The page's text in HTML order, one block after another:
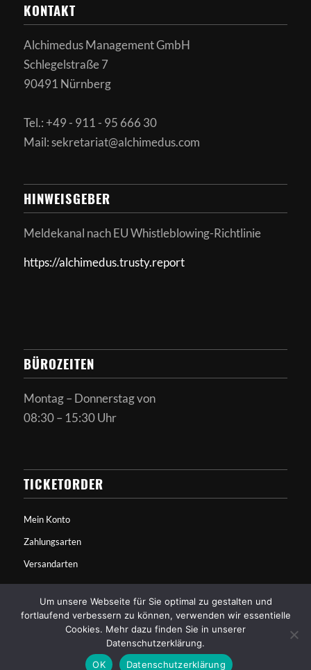
KONTAKT
Alchimedus Management GmbH
Schlegelstraße 7
90491 Nürnberg
Tel.: +49 - 911 - 95 666 30
Mail: sekretariat@alchimedus.com
HINWEISGEBER
Meldekanal nachEU Whistleblowing-Richtlinie
https://alchimedus.trusty.report
BÜROZEITEN
Montag – Donnerstag von
08:30 – 15:30 Uhr
TICKETORDER
Mein Konto
Zahlungsarten
Versandarten
Werbeagentur Nürnberg
Um unsere Webseite für Sie optimal zu gestalten und
fortlaufend verbessern zu können, verwenden wir essentielle
Cookies. Mehr dazu finden Sie in unserer
Datenschutzerklärung.
OK
Datenschutzerklärung